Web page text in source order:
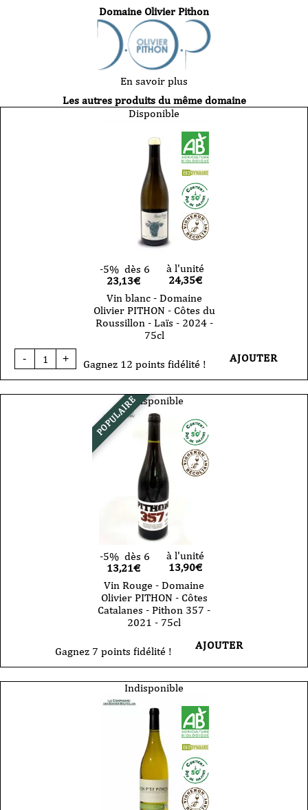
Domaine Olivier Pithon
En savoir plus
Les autres produits du même domaine
Disponible
-5% dès 6
23,13€
à l'unité
24,35€
Vin blanc - Domaine
Olivier PITHON - Côtes du
Roussillon - Laïs - 2024 -
75cl
-
quantité
de
-
+ Gagnez 12 points fidélité ! AJOUTER
POPULAIREIndisponible
-5% dès 6
13,21€
à l'unité
13,90€
Vin Rouge - Domaine
Olivier PITHON - Côtes
Catalanes - Pithon 357 -
2021 - 75cl
Gagnez 7 points fidélité ! AJOUTER
Indisponible